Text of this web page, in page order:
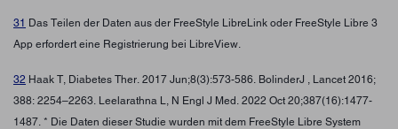
31 Das Teilen der Daten aus der FreeStyle LibreLink oder FreeStyle Libre 3
App erfordert eine Registrierung bei LibreView.
32 Haak T, Diabetes Ther. 2017 Jun;8(3):573-586. BolinderJ , Lancet 2016;
388: 2254–2263. Leelarathna L, N Engl J Med. 2022 Oct 20;387(16):1477-
1487. * Die Daten dieser Studie wurden mit dem FreeStyle Libre System